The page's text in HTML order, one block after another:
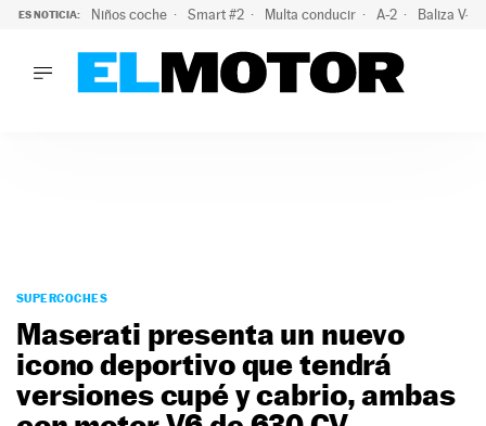
ES NOTICIA: Niños coche Smart #2 Multa conducir A-2 Baliza V-
PODCAST
MOTOS
TECNOLOGÍA
SUPERCOCHES
SUPERCOCHES
Maserati presenta un nuevo
icono deportivo que tendrá
versiones cupé y cabrio, ambas